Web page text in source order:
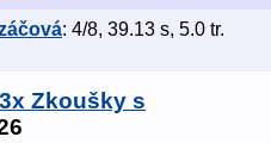
: 4/8, 39.13 s, 5.0 tr.
Zkoušky s